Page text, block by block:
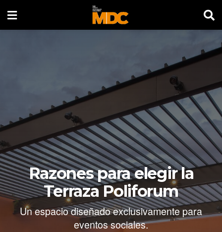
Razones para elegir la
Terraza Poliforum
Un espacio diseñado exclusivamente para
eventos sociales.